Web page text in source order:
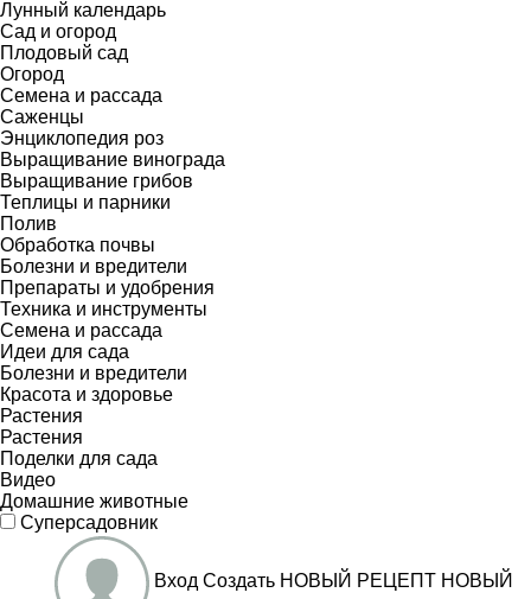
Лунный календарь
Сад и огород
Плодовый сад
Огород
Семена и рассада
Саженцы
Энциклопедия роз
Выращивание винограда
Выращивание грибов
Теплицы и парники
Полив
Обработка почвы
Болезни и вредители
Препараты и удобрения
Техника и инструменты
Семена и рассада
Идеи для сада
Болезни и вредители
Красота и здоровье
Растения
Растения
Поделки для сада
Видео
Домашние животные
Суперсадовник
Вход Создать НОВЫЙ РЕЦЕПТ НОВЫЙ